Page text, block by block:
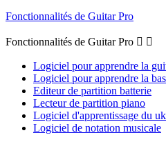
Fonctionnalités de Guitar Pro
Fonctionnalités de Guitar Pro  
Logiciel pour apprendre la
Logiciel pour apprendre la
Editeur de partition batterie
Lecteur de partition piano
Logiciel d'apprentissage du
Logiciel de notation musicale